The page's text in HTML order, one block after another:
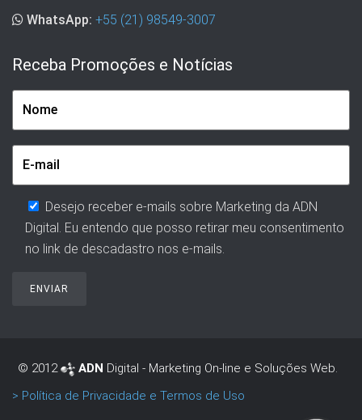
WhatsApp: +55 (21) 98549-3007
Receba Promoções e Notícias
Desejo receber e-mails sobre Marketing da ADN
Digital. Eu entendo que posso retirar meu consentimento
no link de descadastro nos e-mails.
© 2012 ADN Digital - Marketing On-line e Soluções Web.
> Política de Privacidade e Termos de Uso